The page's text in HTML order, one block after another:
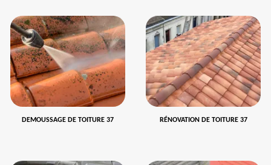
DEMOUSSAGE DE TOITURE 37 RÉNOVATION DE TOITURE 37